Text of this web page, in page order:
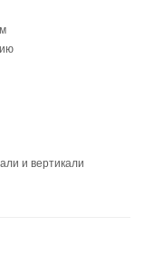
и вертикали